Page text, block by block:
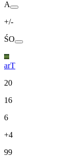
A
+/-
ŚO
arT
20
16
6
+4
99